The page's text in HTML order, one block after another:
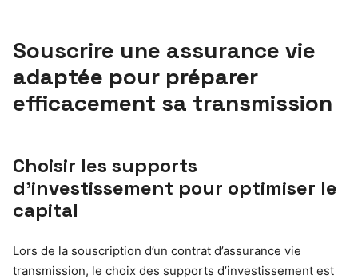
Souscrire une assurance vie
adaptée pour préparer
efficacement sa transmission
Choisir les supports
d’investissement pour optimiser le
capital
Lors de la souscription d’un contrat d’assurance vie
transmission, le choix des supports d’investissement est